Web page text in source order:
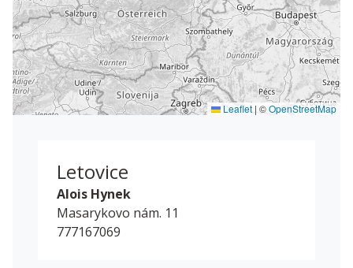
Leaflet | ©OpenStreetMap
Letovice
Alois Hynek
Masarykovo nám. 11
777167069